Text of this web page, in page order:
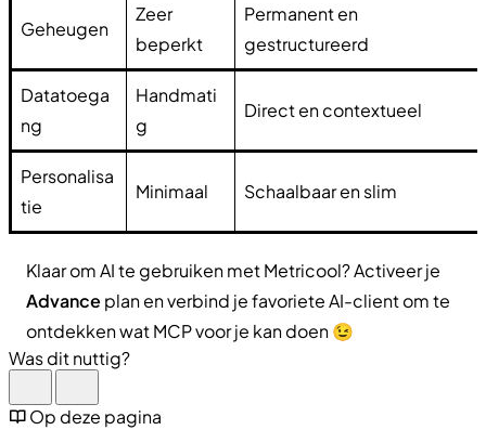
Geheugen
Zeer
beperkt
Permanent en
gestructureerd
Datatoega
ng
Handmati
g
Direct en contextueel
Personalisa
tie
Minimaal Schaalbaar en slim
Klaar om AI te gebruiken met Metricool? Activeer je
Advance plan en verbind je favoriete AI-client om te
ontdekken wat MCP voor je kan doen 😉
Was dit nuttig?
Op deze pagina